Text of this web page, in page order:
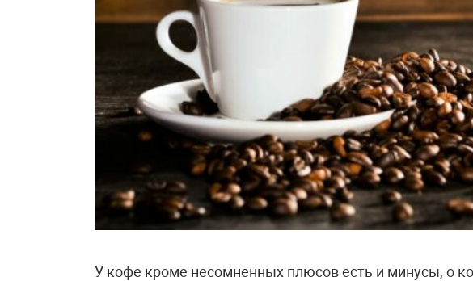
У кофе кроме несомненных плюсов есть и минусы, о